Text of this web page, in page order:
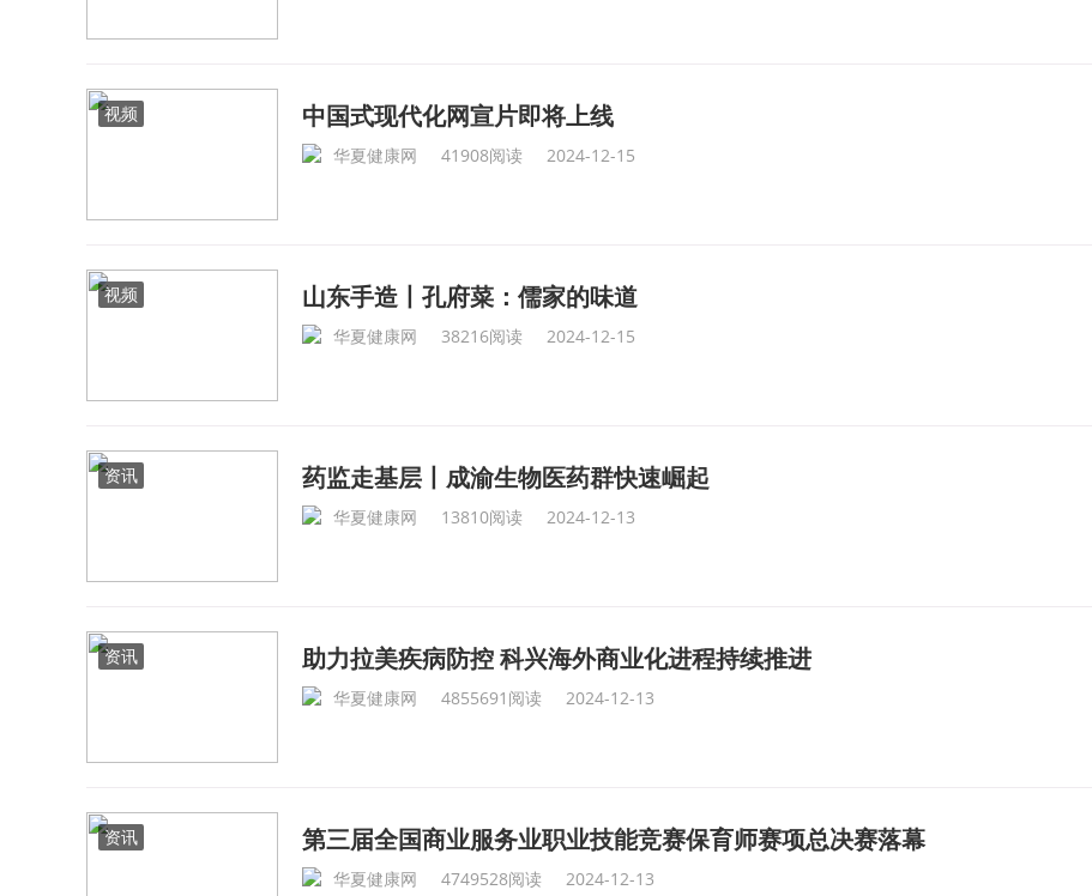
视频 中国式现代化网宣片即将上线
华夏健康网 41908阅读 2024-12-15
视频 山东手造丨孔府菜：儒家的味道
华夏健康网 38216阅读 2024-12-15
资讯 药监走基层丨成渝生物医药群快速崛起
华夏健康网 13810阅读 2024-12-13
资讯 助力拉美疾病防控 科兴海外商业化进程持续推进
华夏健康网 4855691阅读 2024-12-13
资讯 第三届全国商业服务业职业技能竞赛保育师赛项总决赛落幕
华夏健康网 4749528阅读 2024-12-13